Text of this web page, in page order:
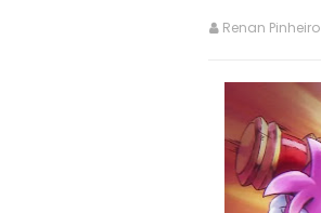
Renan Pinheiro